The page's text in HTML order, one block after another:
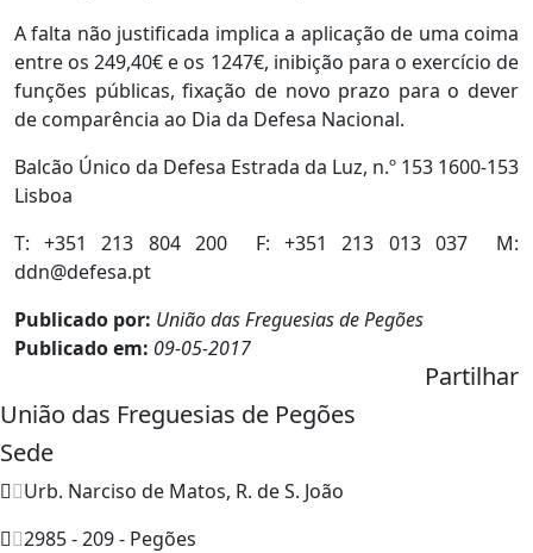
A falta não justificada implica a aplicação de uma coima
entre os 249,40€ e os 1247€, inibição para o exercício de
funções públicas, fixação de novo prazo para o dever
de comparência ao Dia da Defesa Nacional.
Balcão Único da Defesa Estrada da Luz, n.º 153 1600-153
Lisboa
T: +351 213 804 200 F: +351 213 013 037 M:
ddn@defesa.pt
Publicado por: União das Freguesias de Pegões
Publicado em: 09-05-2017
Partilhar
União das Freguesias de Pegões
Sede
Urb. Narciso de Matos, R. de S. João
2985 - 209 - Pegões